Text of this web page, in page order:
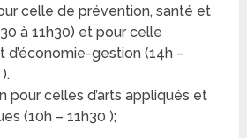
celle de prévention, santé et
à 11h30) et pour celle
d’économie-gestion (14h –
pour celles d’arts appliqués et
(10h – 11h30 );